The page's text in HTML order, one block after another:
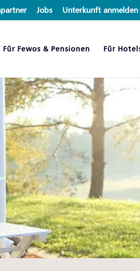
Jobs Unterkunft anmelden
Für Fewos & Pensionen Für